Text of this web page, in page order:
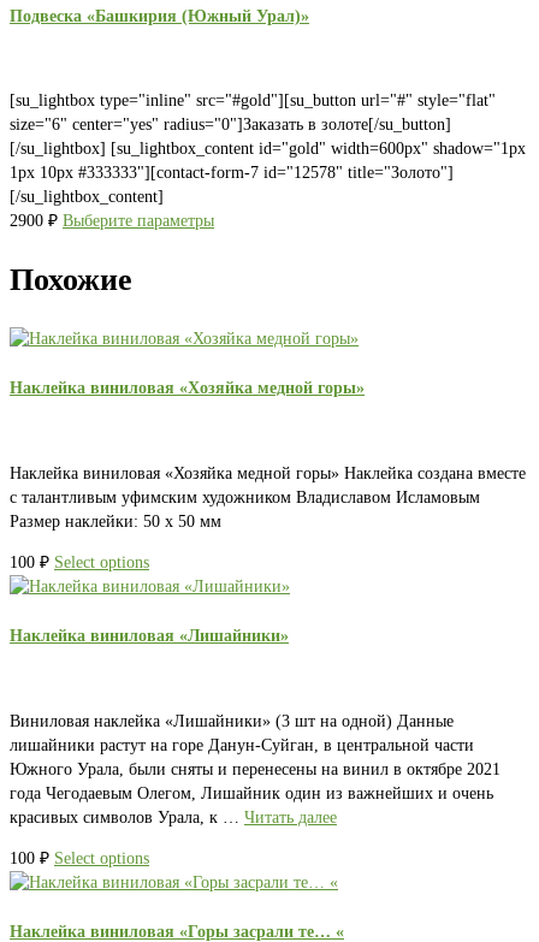
Подвеска «Башкирия (Южный Урал)»
[su_lightbox type="inline" src="#gold"][su_button url="#" style="flat"
size="6" center="yes" radius="0"]Заказать в золоте[/su_button]
[/su_lightbox] [su_lightbox_content id="gold" width=600px" shadow="1px
1px 10px #333333"][contact-form-7 id="12578" title="Золото"]
[/su_lightbox_content]
2900 ₽ Выберите параметры
Похожие
Наклейка виниловая «Хозяйка медной горы»
Наклейка виниловая «Хозяйка медной горы» Наклейка создана вместе
с талантливым уфимским художником Владиславом Исламовым
Размер наклейки: 50 х 50 мм
100 ₽ Select options
Наклейка виниловая «Лишайники»
Виниловая наклейка «Лишайники» (3 шт на одной) Данные
лишайники растут на горе Данун-Суйган, в центральной части
Южного Урала, были сняты и перенесены на винил в октябре 2021
года Чегодаевым Олегом, Лишайник один из важнейших и очень
красивых символов Урала, к … Читать далее
100 ₽ Select options
Наклейка виниловая «Горы засрали те… «